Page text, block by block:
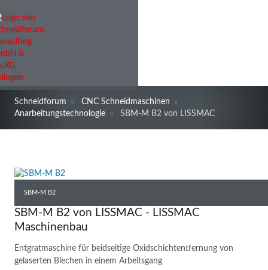
Schneidforum
CNC Schneidmaschinen
Anarbeitungstechnologie
SBM-M B2 von LISSMAC
SBM-M B2
SBM-M B2 von LISSMAC - LISSMAC
Maschinenbau
Entgratmaschine für beidseitige Oxidschichtentfernung von
gelaserten Blechen in einem Arbeitsgang